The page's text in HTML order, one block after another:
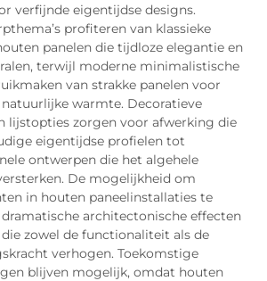
verfijnde eigentijdse designs.
profiteren van klassieke
panelen die tijdloze elegantie en
terwijl moderne minimalistische
van strakke panelen voor
warmte. Decoratieve
lijstopties zorgen voor afwerking die
eigentijdse profielen tot
ontwerpen die het algehele
De mogelijkheid om
in houten paneelinstallaties te
architectonische effecten
zowel de functionaliteit als de
verhogen. Toekomstige
blijven mogelijk, omdat houten